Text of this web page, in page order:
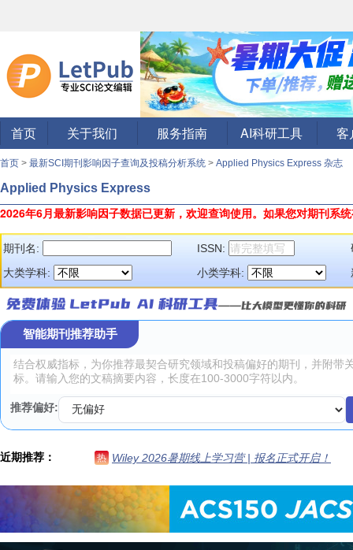
首页 关于我们 服务指南 AI科研工具 客
首页 > 最新SCI期刊影响因子查询及投稿分析系统 > Applied Physics Express 杂志
Applied Physics Express
2026年6月最新影响因子数据已更新，欢迎查询使用。 如果您对期刊系
期刊名: ISSN:
大类学科:
小类学科:
智能期刊推荐助手
推荐偏好:
近期推荐： 热 Wiley 2026暑期线上学习营 | 报名正式开启！